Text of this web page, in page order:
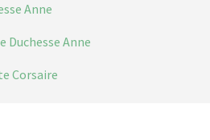
Anne
Anne
Corsaire